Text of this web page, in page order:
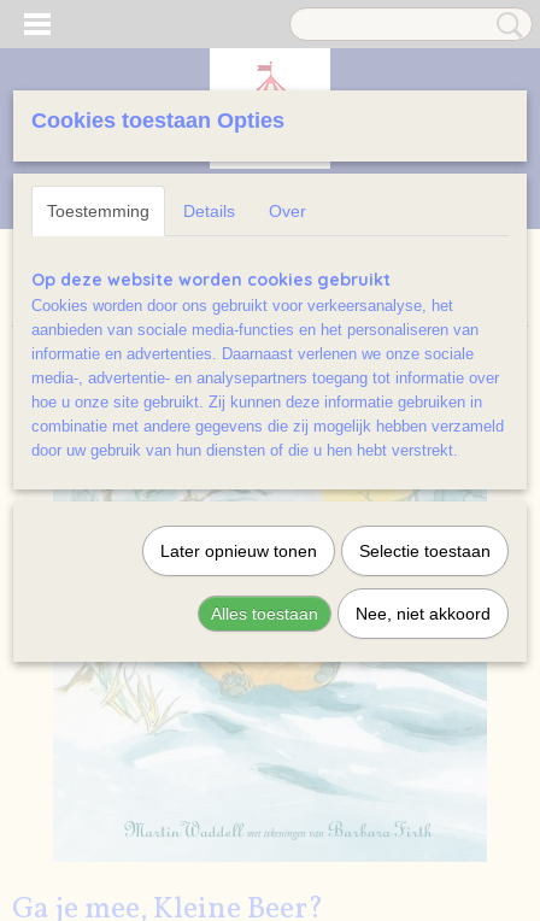
Home >Prentenboeken licht beschadigd/ Ramsj
Kleine Beer?
Ga je mee, Kleine Beer?
Cookies toestaan Opties
Toestemming Details Over
Op deze website worden cookies gebruikt
Cookies worden door ons gebruikt voor verkeersanalyse, het
aanbieden van sociale media-functies en het personaliseren van
informatie en advertenties. Daarnaast verlenen we onze sociale
media-, advertentie- en analysepartners toegang tot informatie over
hoe u onze site gebruikt. Zij kunnen deze informatie gebruiken in
combinatie met andere gegevens die zij mogelijk hebben verzameld
door uw gebruik van hun diensten of die u hen hebt verstrekt.
Later opnieuw tonen Selectie toestaan
Alles toestaan Nee, niet akkoord